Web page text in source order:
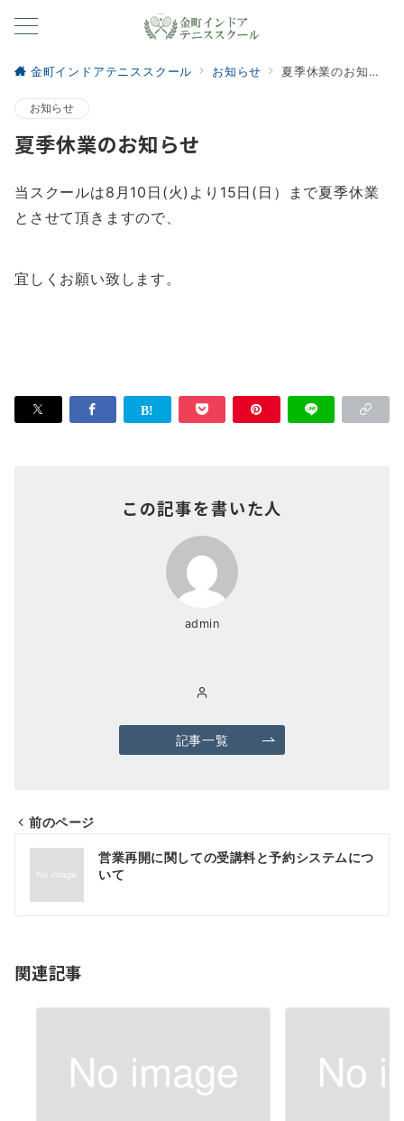
金町インドアテニススクール お知らせ 夏季休業のお知らせ
お知らせ
夏季休業のお知らせ
当スクールは8月10日(火)より15日(日）まで夏季休業
とさせて頂きますので、
宜しくお願い致します。
この記事を書いた人
admin
記事一覧
投
ナ
ゲ
前のページ
営業再開に関しての受講料と予約システムにつ
いて
関連記事